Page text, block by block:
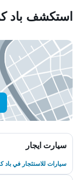
استكشف باد
سيارت ايجار
سيارات للاستئجار في باد